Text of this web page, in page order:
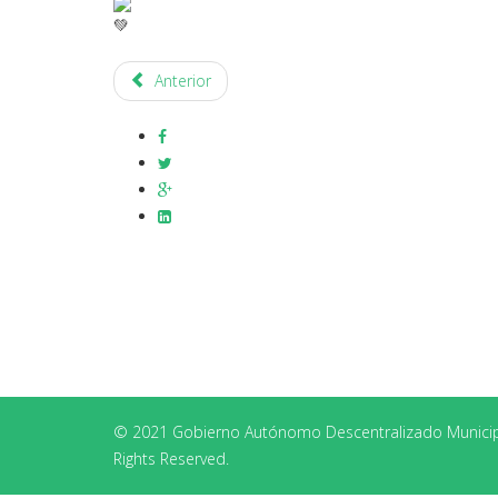
Anterior
© 2021 Gobierno Autónomo Descentralizado
Rights Reserved.